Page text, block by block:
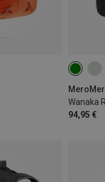
Wanaka
94,95 €
10L-15L